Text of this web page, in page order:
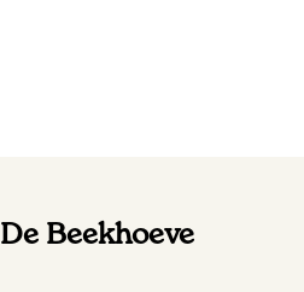
De Beekhoeve